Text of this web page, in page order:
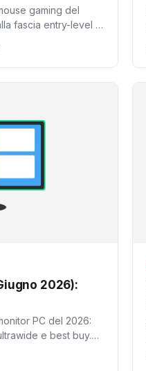
gaming del
fascia entry-level ai
2026):
PC del 2026:
e best buy.